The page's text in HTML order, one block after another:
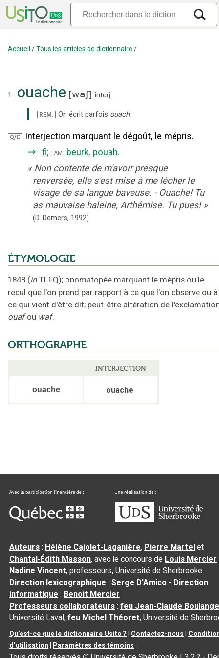
Accueil /Tous les articles de dictionnaire /
1. ouache [waʃ] interj.
REM. On écrit parfois ouach.
Q/C Interjection marquant le dégoût, le mépris.
⇒ fi; fam. beurk, pouah.
« Non contente de m'avoir presque
renversée, elle s'est mise à me lécher le
visage de sa langue baveuse. - Ouache! Tu
as mauvaise haleine, Arthémise. Tu pues! »
(D. Demers, 1992).
ÉTYMOLOGIE
1848 (in TLFQ); onomatopée marquant le mépris ou le
recul que l'on prend par rapport à ce que l'on observe ou à
ce qui vient d'être dit; peut-être altération de
ouaf ou waf.
ORTHOGRAPHE
INTERJECTION
ouache ouache
Auteurs : Hélène Cajolet-Laganière, Pierre Martel et
Chantal‑Édith Masson, avec le concours de Louis Mercier
Nadine Vincent, professeurs, Université de Sherbrooke
Direction lexicographique :Serge D’Amico - Direction
informatique : Benoit Mercier
Professeurs collaborateurs :feu Jean-Claude
Université Laval,feu Michel Théoret, Université de
Qu’est-ce que le dictionnaire Usito ? Contactez-nous
d’utilisation
Paramètres des témoins